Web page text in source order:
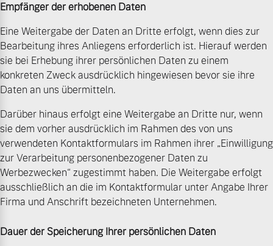
Empfänger der erhobenen Daten
Eine Weitergabe der Daten an Dritte erfolgt, wenn dies zur
Bearbeitung ihres Anliegens erforderlich ist. Hierauf werden
sie bei Erhebung ihrer persönlichen Daten zu einem
konkreten Zweck ausdrücklich hingewiesen bevor sie ihre
Daten an uns übermitteln.
Darüber hinaus erfolgt eine Weitergabe an Dritte nur, wenn
sie dem vorher ausdrücklich im Rahmen des von uns
verwendeten Kontaktformulars im Rahmen ihrer „Einwilligung
zur Verarbeitung personenbezogener Daten zu
Werbezwecken“ zugestimmt haben. Die Weitergabe erfolgt
ausschließlich an die im Kontaktformular unter Angabe Ihrer
Firma und Anschrift bezeichneten Unternehmen.
Dauer der Speicherung Ihrer persönlichen Daten